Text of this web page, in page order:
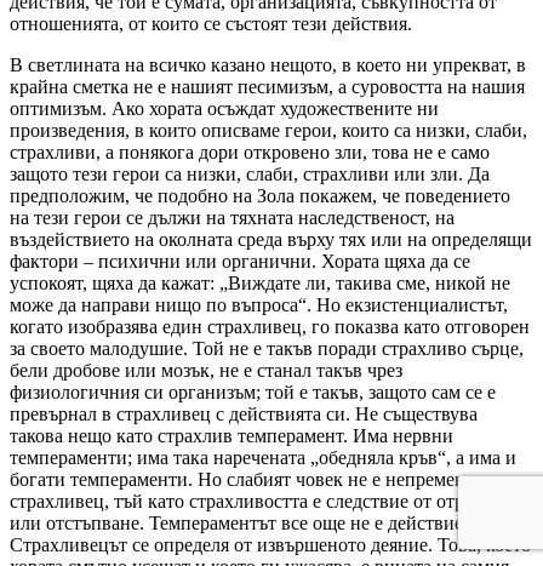
отношенията, от които се състоят тези действия.
В светлината на всичко казано нещото, в което ни упрекват, в
крайна сметка не е нашият песимизъм, а суровостта на нашия
оптимизъм. Ако хората осъждат художествените ни
произведения, в които описваме герои, които са низки, слаби,
страхливи, а понякога дори откровено зли, това не е само
защото тези герои са низки, слаби, страхливи или зли. Да
предположим, че подобно на Зола покажем, че поведението
на тези герои се дължи на тяхната наследственост, на
въздействието на околната среда върху тях или на определящи
фактори – психични или органични. Хората щяха да се
успокоят, щяха да кажат: „Виждате ли, такива сме, никой не
може да направи нищо по въпроса“. Но екзистенциалистът,
когато изобразява един страхливец, го показва като отговорен
за своето малодушие. Той не е такъв поради страхливо сърце,
бели дробове или мозък, не е станал такъв чрез
физиологичния си организъм; той е такъв, защото сам се е
превърнал в страхливец с действията си. Не съществува
такова нещо като страхлив темперамент. Има нервни
темпераменти; има така наречената „обедняла кръв“, а има и
богати темпераменти. Но слабият човек не е непременно
страхливец, тъй като страхливостта е следствие от отричане
или отстъпване. Темпераментът все още не е действие.
Страхливецът се определя от извършеното деяние. Това, което